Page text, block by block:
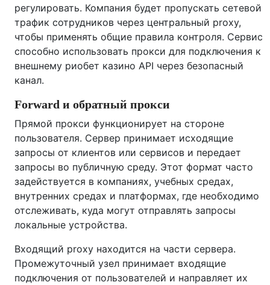
регулировать. Компания будет пропускать сетевой
трафик сотрудников через центральный proxy,
чтобы применять общие правила контроля. Сервис
способно использовать прокси для подключения к
внешнему риобет казино API через безопасный
канал.
Forward и обратный прокси
Прямой прокси функционирует на стороне
пользователя. Сервер принимает исходящие
запросы от клиентов или сервисов и передает
запросы во публичную среду. Этот формат часто
задействуется в компаниях, учебных средах,
внутренних средах и платформах, где необходимо
отслеживать, куда могут отправлять запросы
локальные устройства.
Входящий proxy находится на части сервера.
Промежуточный узел принимает входящие
подключения от пользователей и направляет их